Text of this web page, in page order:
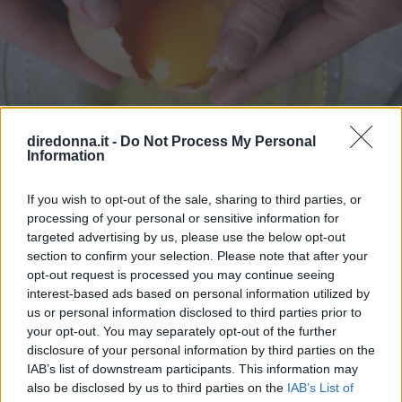
diredonna.it - Do Not Process My Personal
Information
If you wish to opt-out of the sale, sharing to third parties, or
processing of your personal or sensitive information for
targeted advertising by us, please use the below opt-out
section to confirm your selection. Please note that after your
opt-out request is processed you may continue seeing
interest-based ads based on personal information utilized by
us or personal information disclosed to third parties prior to
your opt-out. You may separately opt-out of the further
disclosure of your personal information by third parties on the
IAB’s list of downstream participants. This information may
also be disclosed by us to third parties on the IAB’s List of
CUCINA
Uova fresche: quanto durano e
come conservarle
Come conservare le uova fresche e in che modo capire se
queste sono ancora buone da mangiare o se stiamo
mettendo in pericolo la nostra salute? Proviamo a